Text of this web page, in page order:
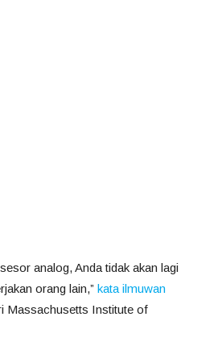
analog, Anda tidak akan lagi
orang lain,” kata ilmuwan
Massachusetts Institute of